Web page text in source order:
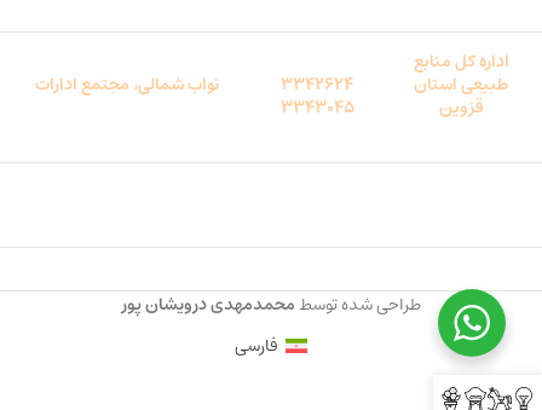
اداره کل منابع
طبیعی استان
قزوین
3342624
3343045
نواب شمالی، مجتمع ادارات
طراحی شده توسطمحمدمهدی درویشان پور
فارسی